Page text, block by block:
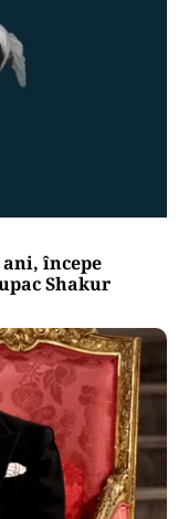
ani, începe
Shakur